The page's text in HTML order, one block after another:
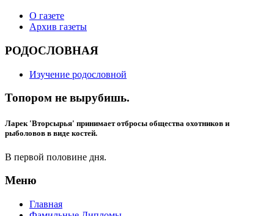
О газете
Архив газеты
РОДОСЛОВНАЯ
Изучение родословной
Топором не вырубишь.
Ларек 'Вторсырья' принимает отбросы общества охотников и
рыболовов в виде костей.
В первой половине дня.
Меню
Главная